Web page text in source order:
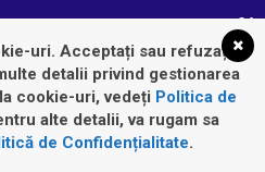
26
13
uri. Acceptați sau refuzați
detalii privind gestionarea
cookie-uri, vedeți Politica de
alte detalii, va rugam sa
de Confidențialitate.